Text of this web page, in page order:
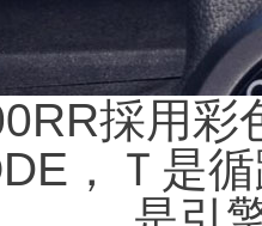
採用彩
，Ｔ是